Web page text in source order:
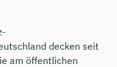
decken seit
am öffentlichen